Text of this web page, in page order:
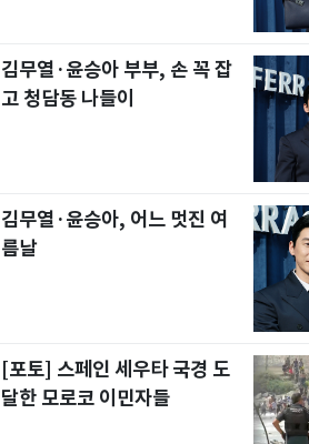
김무열·윤승아 부부, 손 꼭 잡
고 청담동 나들이
김무열·윤승아, 어느 멋진 여
름날
[포토] 스페인 세우타 국경 도
달한 모로코 이민자들